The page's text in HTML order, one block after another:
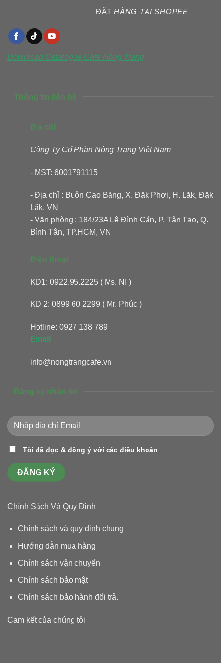
ĐẶT HÀNG TẠI SHOPEE
Download Catalogue Cafe Nông Trang
Thông tin liên hệ
Địa chỉ
Công Ty Cổ Phần Nông Trang Việt Nam
- MST: 6001791115
- Địa chỉ : Buôn Cao Bằng, X. Đăk Phơi, H. Lăk, Đăk
Lăk, VN
- Văn phòng : 184/23A Lê Đình Cẩn, P. Tân Tạo, Q.
Bình Tân, TP.HCM, VN
Điện thoại
KD1: 0922.95.2225 ( Ms. NI )
KD 2: 0899 60 2299 ( Mr. Phúc )
Hotline: 0927 138 789
Email
info@nongtrangcafe.vn
Đăng ký nhận tin
Tôi đã đọc & đồng ý với các điều khoản
Chính Sách Và Quy Định
Chính sách và quy định chung
Hướng dẫn mua hàng
Chính sách vận chuyển
Chính sách bảo mật
Chính sách bảo hành đổi trả.
Cam kết của chúng tôi